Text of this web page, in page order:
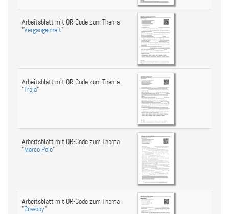
Arbeitsblatt mit QR-Code zum Thema
"Vergangenheit"
Arbeitsblatt mit QR-Code zum Thema
"Troja"
Arbeitsblatt mit QR-Code zum Thema
"Marco Polo"
Arbeitsblatt mit QR-Code zum Thema
"Cowboy"